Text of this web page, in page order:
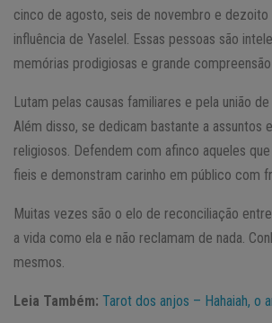
cinco de agosto, seis de novembro e
influência de Yaselel. Essas pessoas são
memórias prodigiosas e grande compreensão
Lutam pelas causas familiares e pela união
Além disso, se dedicam bastante a assuntos
religiosos. Defendem com afinco aqueles
fieis e demonstram carinho em público com
Muitas vezes são o elo de reconciliação
a vida como ela e não reclamam de nada.
mesmos.
Leia Também: Tarot dos anjos – Hahaiah, o